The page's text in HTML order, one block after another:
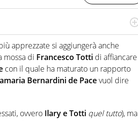
curiosità personale e necessità:
concedendosi innocenti evasioni
ala destra, oggi si sente a suo agio nel
dei migliori 5 calciatori di sempre.
apprezzate si aggiungerà anche
mossa di Francesco Totti di affiancare
con il quale ha maturato un rapporto
Bernardini de Pacevuol dire
ovvero Ilary e Totti quel tutto), ma